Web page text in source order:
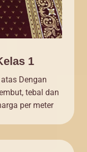
1
Dengan
tebal dan
per meter